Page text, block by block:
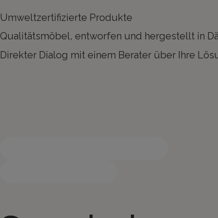
Umweltzertifizierte Produkte
Qualitätsmöbel, entworfen und hergestellt in
Direkter Dialog mit einem Berater über Ihre